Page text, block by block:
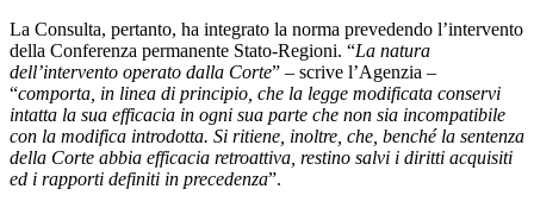
La Consulta, pertanto, ha integrato la norma prevedendo l’intervento
della Conferenza permanente Stato-Regioni. “La natura
dell’intervento operato dalla Corte” – scrive l’Agenzia –
“comporta, in linea di principio, che la legge modificata conservi
intatta la sua efficacia in ogni sua parte che non sia incompatibile
con la modifica introdotta. Si ritiene, inoltre, che, benché la sentenza
della Corte abbia efficacia retroattiva, restino salvi i diritti acquisiti
ed i rapporti definiti in precedenza”.